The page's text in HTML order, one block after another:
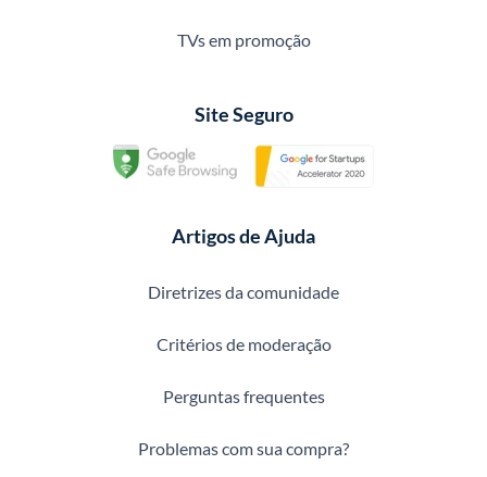
TVs em promoção
Site Seguro
Artigos de Ajuda
Diretrizes da comunidade
Critérios de moderação
Perguntas frequentes
Problemas com sua compra?